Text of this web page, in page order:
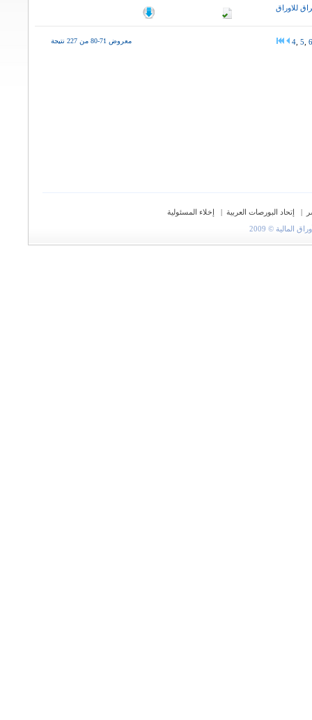
للاوراق
معروض 71-80 من 227 نتيجة 4 5 6
| إتحاد البورصات العربية |
إخلاء المسئولية
© 2009